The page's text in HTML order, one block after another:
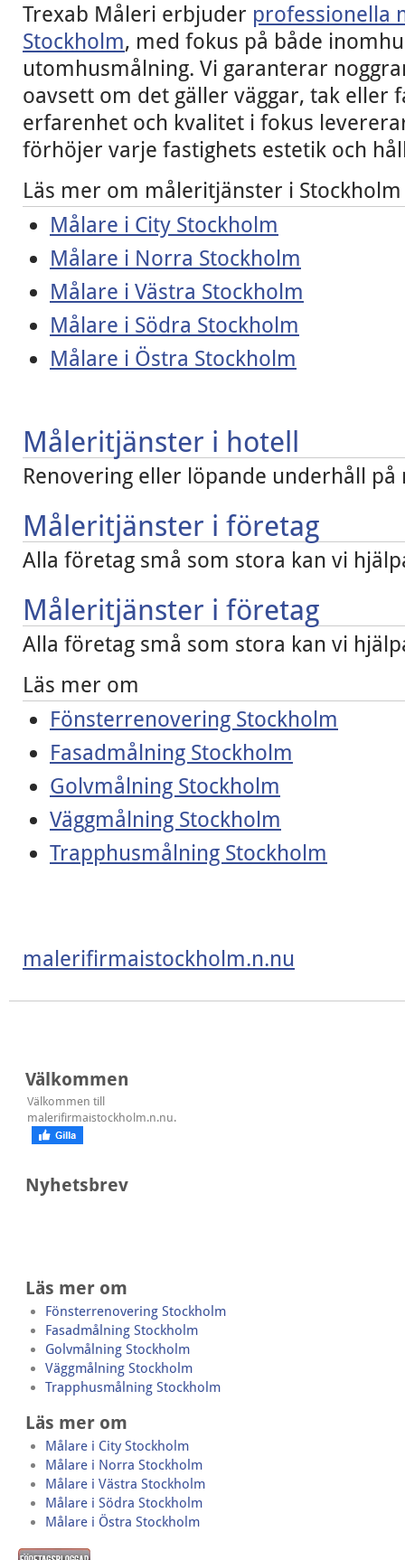
Trexab Måleri erbjuder professionella
Stockholm, med fokus på både
utomhusmålning. Vi garanterar
oavsett om det gäller väggar, tak eller
erfarenhet och kvalitet i fokus
förhöjer varje fastighets estetik och
Läs mer om måleritjänster i Stockholm
Målare i City Stockholm
Målare i Norra Stockholm
Målare i Västra Stockholm
Målare i Södra Stockholm
Målare i Östra Stockholm
Måleritjänster i hotell
Renovering eller löpande underhåll
Måleritjänster i företag
Alla företag små som stora kan vi
Måleritjänster i företag
Alla företag små som stora kan vi
Läs mer om
Fönsterrenovering Stockholm
Fasadmålning Stockholm
Golvmålning Stockholm
Väggmålning Stockholm
Trapphusmålning Stockholm
malerifirmaistockholm.n.nu
Välkommen
Välkommen till
malerifirmaistockholm.n.nu.
Nyhetsbrev
Läs mer om
Fönsterrenovering Stockholm
Fasadmålning Stockholm
Golvmålning Stockholm
Väggmålning Stockholm
Trapphusmålning Stockholm
Läs mer om
Målare i City Stockholm
Målare i Norra Stockholm
Målare i Västra Stockholm
Målare i Södra Stockholm
Målare i Östra Stockholm